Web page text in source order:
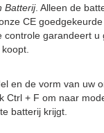
Batterij. Alleen de
CE
controle garandeert u
en de vorm van uw
Ctrl + F om naar
batterij krijgt.